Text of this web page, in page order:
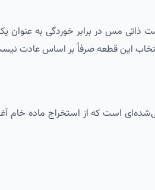
مس در برابر خوردگی به عنوان یک
این قطعه صرفاً بر اساس عادت
است که از استخراج ماده خام